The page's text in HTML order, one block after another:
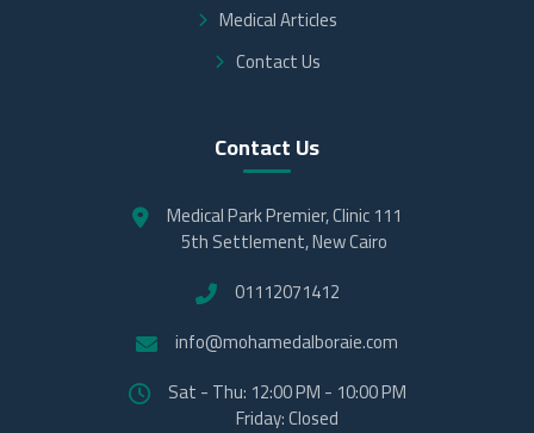
Medical Articles
Contact Us
Contact Us
Medical Park Premier, Clinic 111
5th Settlement, New Cairo
01112071412
info@mohamedalboraie.com
Sat - Thu: 12:00 PM - 10:00 PM
Friday: Closed